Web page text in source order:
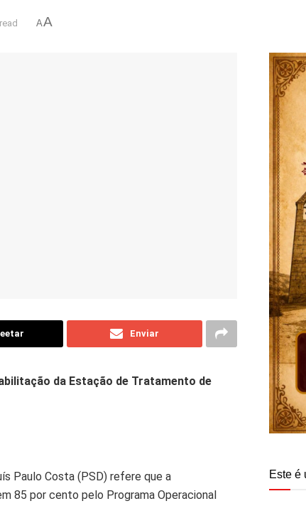
AA
Enviar
da Estação de Tratamento de
Paulo Costa (PSD) refere que a
85 por cento pelo Programa Operacional
Este é